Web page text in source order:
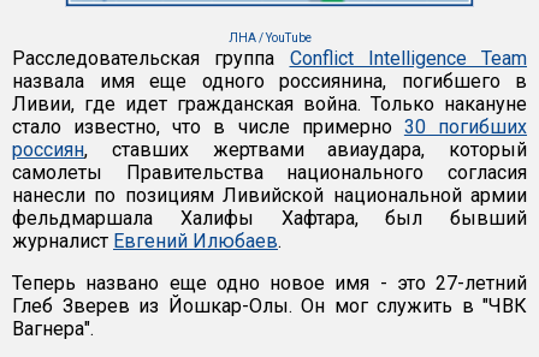
ЛНА / YouTube
Расследовательская группа Conflict Intelligence Team
назвала имя еще одного россиянина, погибшего в
Ливии, где идет гражданская война. Только накануне
стало известно, что в числе примерно 30 погибших
россиян, ставших жертвами авиаудара, который
самолеты Правительства национального согласия
нанесли по позициям Ливийской национальной армии
фельдмаршала Халифы Хафтара, был бывший
журналист Евгений Илюбаев.
Теперь названо еще одно новое имя - это 27-летний
Глеб Зверев из Йошкар-Олы. Он мог служить в "ЧВК
Вагнера".